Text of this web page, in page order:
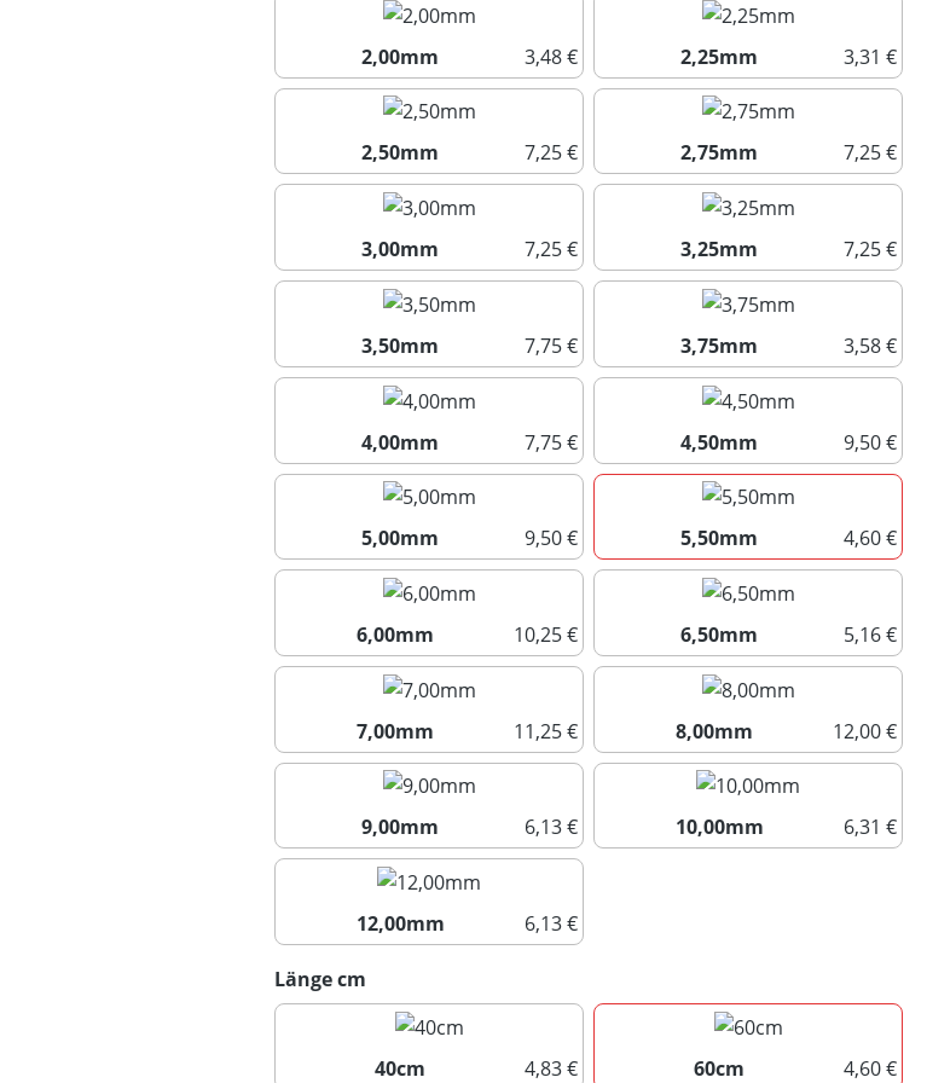
2,00mm
3,48 €
2,00mm
2,25mm
3,31 €
2,25mm
2,50mm
7,25 €
2,50mm
2,75mm
7,25 €
2,75mm
3,00mm
7,25 €
3,00mm
3,25mm
7,25 €
3,25mm
3,50mm
7,75 €
3,50mm
3,75mm
3,58 €
3,75mm
4,00mm
7,75 €
4,00mm
4,50mm
9,50 €
4,50mm
5,00mm
9,50 €
5,00mm
5,50mm
4,60 €
5,50mm
6,00mm
10,25 €
6,00mm
6,50mm
5,16 €
6,50mm
7,00mm
11,25 €
7,00mm
8,00mm
12,00 €
8,00mm
9,00mm
6,13 €
9,00mm
10,00mm
6,31 €
12,00mm
6,13 €
Länge cm
40cm
4,83 €
60cm
4,60 €